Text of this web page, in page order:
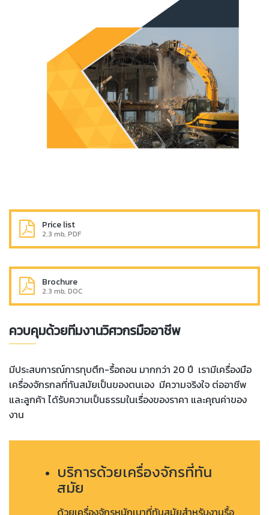
Price list
2.3 mb, PDF
Brochure
2.3 mb, DOC
ควบคุมด้วยทีมงานวิศวกรมืออาชีพ
มีประสบการณ์การทุบตึก-รื้อถอน มากกว่า 20 ปี เรามีเครื่องมือ
เครื่องจักรกลที่ทันสมัยเป็นของตนเอง มีความจริงใจ ต่ออาชีพ
และลูกค้า ได้รับความเป็นธรรมในเรื่องของราคา และคุณค่าของ
งาน
บริการด้วยเครื่องจักรที่ทัน
สมัย